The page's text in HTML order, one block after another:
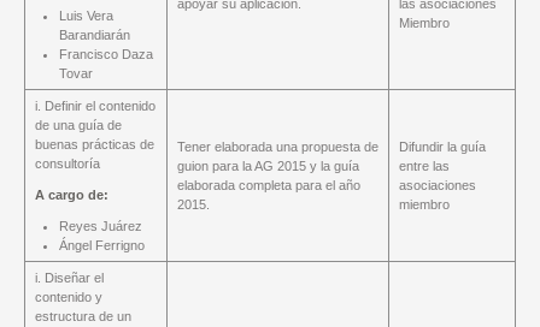
Luis Vera
Barandiarán
Francisco Daza
Tovar
apoyar su aplicación.
las asociaciones
Miembro
i. Definir el contenido
de una guía de
buenas prácticas de
consultoría
A cargo de:
Reyes Juárez
Ángel Ferrigno
Tener elaborada una propuesta de
guion para la AG 2015 y la guía
elaborada completa para el año
2015.
Difundir la guía
entre las
asociaciones
miembro
i. Diseñar el
contenido y
estructura de un